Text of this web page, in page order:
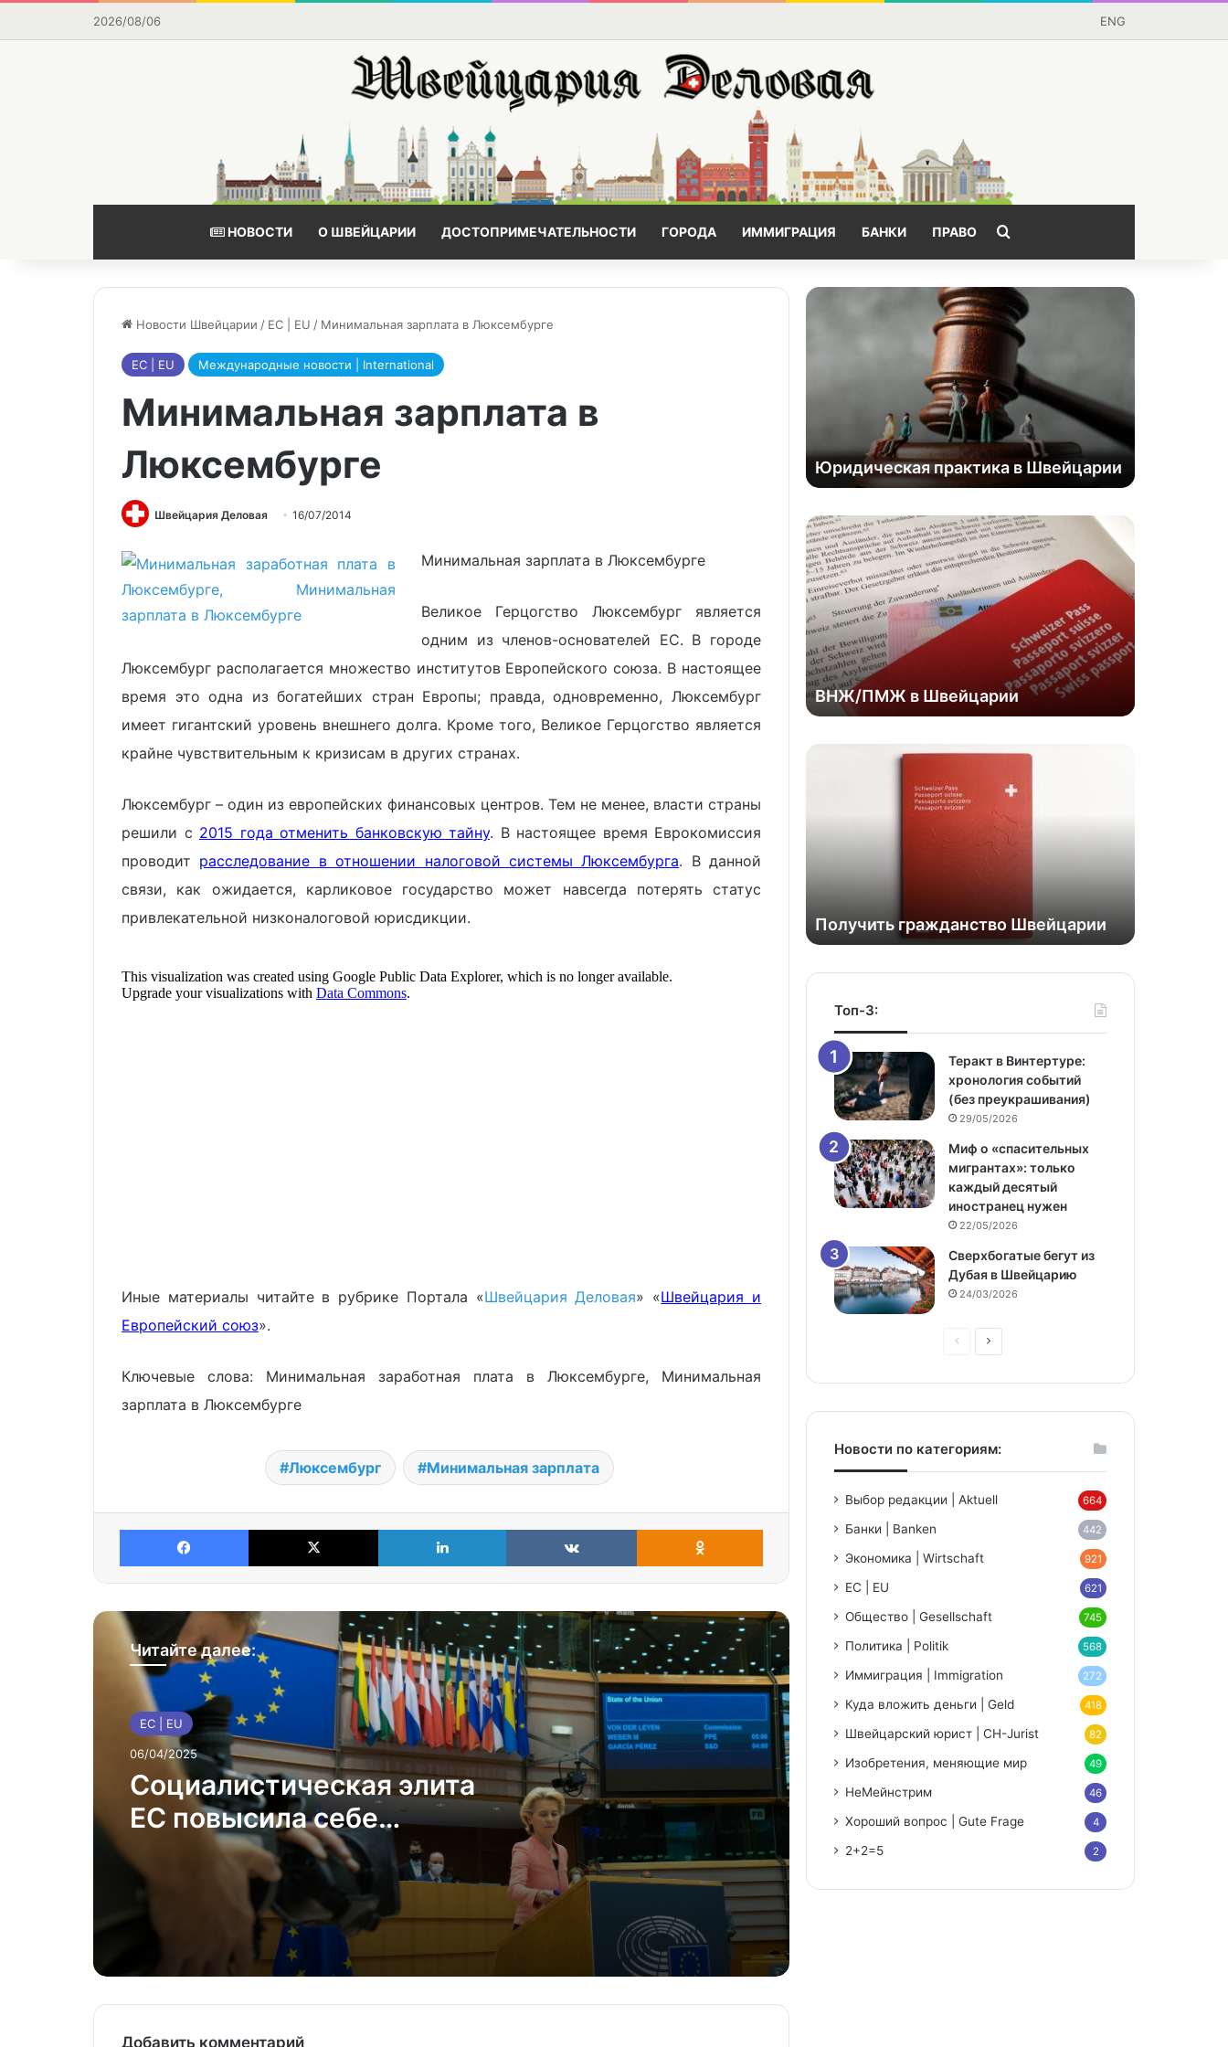
2026/08/06 ENG
НОВОСТИ О ШВЕЙЦАРИИ ДОСТОПРИМЕЧАТЕЛЬНОСТИ ГОРОДА ИММИГРАЦИЯ БАНКИ ПРАВО Поищем?
Новости Швейцарии / ЕС | EU / Минимальная зарплата в Люксембурге
ЕС | EU Международные новости | International
Минимальная зарплата в
Люксембурге
Швейцария Деловая 16/07/2014
Минимальная зарплата в Люксембурге
Великое Герцогство Люксембург является
одним из членов-основателей ЕС. В городе
Люксембург располагается множество институтов Европейского союза. В настоящее
время это одна из богатейших стран Европы; правда, одновременно, Люксембург
имеет гигантский уровень внешнего долга. Кроме того, Великое Герцогство является
крайне чувствительным к кризисам в других странах.
Люксембург – один из европейских финансовых центров. Тем не менее, власти страны
решили с 2015 года отменить банковскую тайну. В настоящее время Еврокомиссия
проводит расследование в отношении налоговой системы Люксембурга. В данной
связи, как ожидается, карликовое государство может навсегда потерять статус
привлекательной низконалоговой юрисдикции.
Иные материалы читайте в рубрике Портала «Швейцария Деловая» «Швейцария и
Европейский союз».
Ключевые слова: Минимальная заработная плата в Люксембурге, Минимальная
зарплата в Люксембурге
Люксембург Минимальная зарплата
Facebook X LinkedIn VKontakte Odnoklassniki
Читайте далее:
ЕС | EU
06/04/2025
Социалистическая элита
ЕС повысила себе
зарплаты
Социалистическая элита ЕС
Налоговое соглашение Россия-
Швейцария заморожено: каковы
последствия?
9’045 швейцарских франков
Конфедерация остаётся
привлекательной для экспатов
Сколько немецких денег хранится в
швейцарских банках?
Россия взыщет с оффшоров
Три четверти заключенных в
Добавить комментарий
Юридическая практика в Швейцарии
ВНЖ/ПМЖ в Швейцарии
Получить гражданство Швейцарии
Топ-3:
Теракт в Винтертуре:
хронология событий
(без преукрашивания)
29/05/2026
Миф о «спасительных
мигрантах»: только
каждый десятый
иностранец нужен
22/05/2026
Сверхбогатые бегут из
Дубая в Швейцарию
24/03/2026
Предыдущая
Следующая
Новости по категориям:
Выбор редакции | Aktuell 664
Банки | Banken 442
Экономика | Wirtschaft 921
ЕС | EU 621
Общество | Gesellschaft 745
Политика | Politik 568
Иммиграция | Immigration 272
Куда вложить деньги | Geld 418
Швейцарский юрист | CH-Jurist 82
Изобретения, меняющие мир 49
НеМейнстрим 46
Хороший вопрос | Gute Frage 4
2+2=5 2